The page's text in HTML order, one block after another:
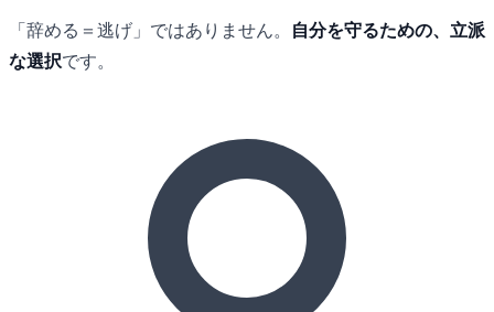
「辞める＝逃げ」ではありません。
自分を守るための、立派
な選択です。